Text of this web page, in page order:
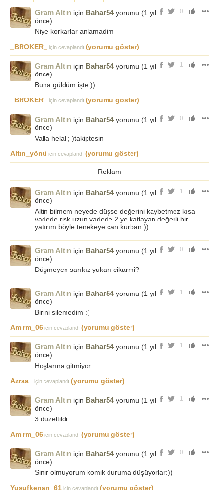
0
Gram Altın için Bahar54yorumu (1 yıl
önce)
Niye korkarlar anlamadim
_BROKER_
için cevaplandı (yorumu göster)
1
Gram Altın için Bahar54yorumu (1 yıl
önce)
Buna güldüm işte:))
_BROKER_
için cevaplandı (yorumu göster)
0
Gram Altın için Bahar54yorumu (1 yıl
önce)
Valla helal ; )takiptesin
Altın_yönü için cevaplandı (yorumu göster)
Reklam
1
Gram Altın için Bahar54yorumu (1 yıl
önce)
Altin bilmem neyede düşse değerini kaybetmez kısa
vadede risk uzun vadede 2 ye katlayan değerli bir
yatırım böyle tenekeye can kurban:))
0
Gram Altın için Bahar54yorumu (1 yıl
önce)
Düşmeyen sarıkız yukarı cikarmi?
1
Gram Altın için Bahar54yorumu (1 yıl
önce)
Birini silemedim :(
Amirm_06 için cevaplandı (yorumu göster)
1
Gram Altın için Bahar54yorumu (1 yıl
önce)
Hoşlarına gitmiyor
Azraa_
için cevaplandı (yorumu göster)
1
Gram Altın için Bahar54yorumu (1 yıl
önce)
3 duzeltildi
Amirm_06 için cevaplandı (yorumu göster)
0
Gram Altın için Bahar54yorumu (1 yıl
önce)
Sinir olmuyorum komik duruma düşüyorlar:))
Yusufkenan_61 için cevaplandı (yorumu göster)